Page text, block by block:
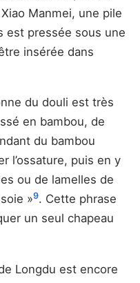
Manmei, une pile
est pressée sous une
insérée dans
du douli est très
en bambou, de
du bambou
l’ossature, puis en y
ou de lamelles de
»9. Cette phrase
un seul chapeau
Longdu est encore